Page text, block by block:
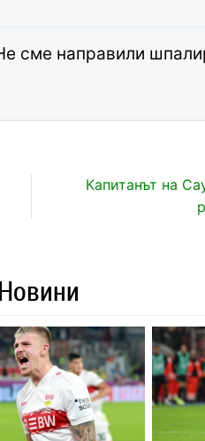
сме направили
Капитанът на